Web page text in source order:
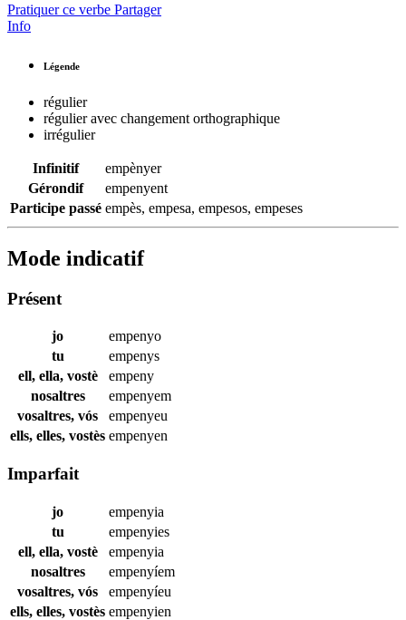
Pratiquer ce verbe Partager
Info
Légende
régulier
régulier avec changement orthographique
irrégulier
Infinitif
empènyer
Gérondif
empenyent
Participe passé empès, empesa, empesos, empeses
Mode indicatif
Présent
jo
empenyo
tu
empenys
ell, ella, vostè
empeny
nosaltres
empenyem
vosaltres, vós
empenyeu
ells, elles, vostès empenyen
Imparfait
jo
empenyia
tu
empenyies
ell, ella, vostè
empenyia
nosaltres
empenyíem
vosaltres, vós
empenyíeu
ells, elles, vostès empenyien